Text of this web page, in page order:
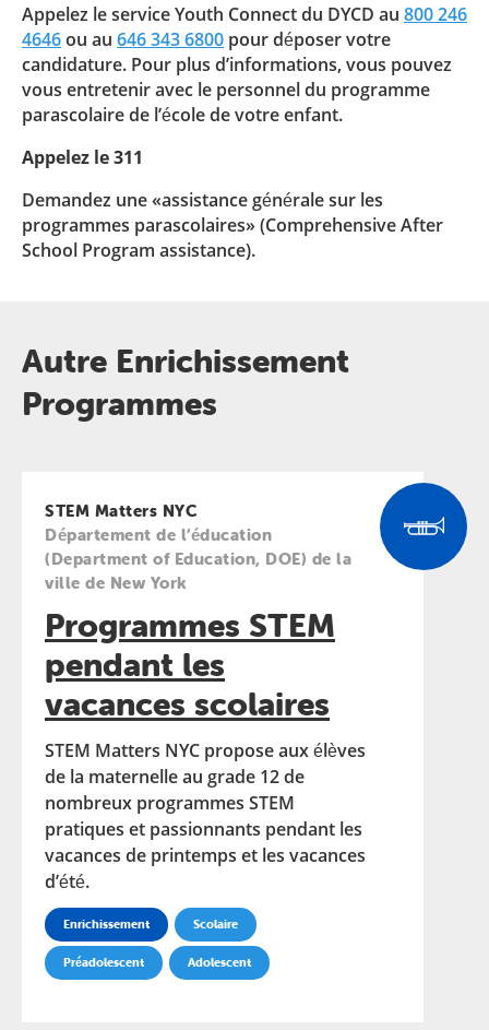
Appelez le service Youth Connect du DYCD au 800 246
4646ou au 646 343 6800 pour déposer votre
candidature. Pour plus d’informations, vous pouvez
vous entretenir avec le personnel du programme
parascolaire de l’école de votre enfant.
Appelez le 311
Demandez une «assistance générale sur les
programmes parascolaires» (Comprehensive After
School Program assistance).
Autre Enrichissement
Programmes
STEM Matters NYC
Département de l’éducation
(Department of Education, DOE) de la
ville de New York
Programmes STEM
pendant les
vacances scolaires
STEM Matters NYC propose aux élèves
de la maternelle au grade 12 de
nombreux programmes STEM
pratiques et passionnants pendant les
vacances de printemps et les vacances
d’été.
Enrichissement Scolaire
Préadolescent Adolescent